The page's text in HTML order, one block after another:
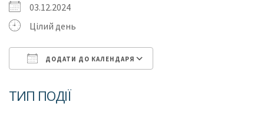
03.12.2024
Цілий день
ДОДАТИ ДО КАЛЕНДАРЯ
ТИП ПОДІЇ